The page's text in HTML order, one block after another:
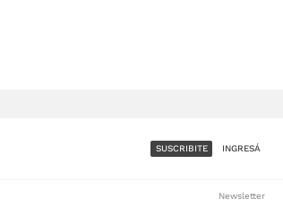
SUSCRIBITE INGRESÁ
Newsletter